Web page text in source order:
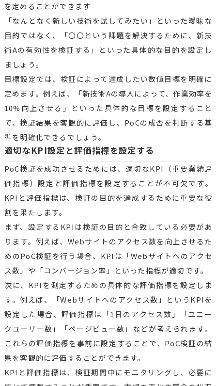
を定めることができます
「なんとなく新しい技術を試してみたい」といった曖昧な
目的ではなく、「〇〇という課題を解決するために、新技
術Aの有効性を検証する」といった具体的な目的を設定し
ましょう。
目標設定では、検証によって達成したい数値目標を明確に
定めます。例えば、「新技術Aの導入によって、作業効率を
10%向上させる」といった具体的な目標を設定すること
で、検証結果を客観的に評価し、PoCの成否を判断する基
準を明確化できるでしょう。
適切なKPI設定と評価指標を設定する
PoC検証を成功させるためには、適切なKPI（重要業績評
価指標）設定と評価指標を設定することが不可欠です。
KPIと評価指標は、検証の目的を達成するために重要な役
割を果たします。
まず、設定するKPIは検証の目的と合致している必要があ
ります。例えば、Webサイトのアクセス数を向上させるた
めのPoC検証を行う場合、KPIは「Webサイトへのアクセ
ス数」や「コンバージョン率」といった指標が適切です。
次に、KPIを測定するための具体的な評価指標を設定しま
す。例えば、「Webサイトへのアクセス数」というKPIを
設定した場合、評価指標は「1日のアクセス数」「ユニー
クユーザー数」「ページビュー数」などが考えられます。
これらの評価指標を事前に設定することで、PoC検証の結
果を客観的に評価することができます。
KPIと評価指標は、検証期間中にモニタリングし、必要に